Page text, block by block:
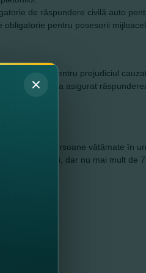
de răspundere civilă auto
pentru posesorii
asigurare pentru prejudiciul
vinovată şi-a asigurat
de persoane vătămate în
sau decesului, dar nu mai mult de